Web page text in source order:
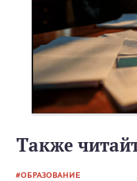
Также
ОБРАЗОВАНИЕ